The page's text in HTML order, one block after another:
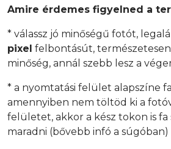
Amire érdemes figyelned a
* válassz jó minőségű fotót,
pixel felbontásút,
minőség, annál szebb lesz a
* a nyomtatási felület alapszíne
amennyiben nem töltöd ki a
felületet, akkor a kész tokon is fa
maradni (bővebb infó a súgóban)